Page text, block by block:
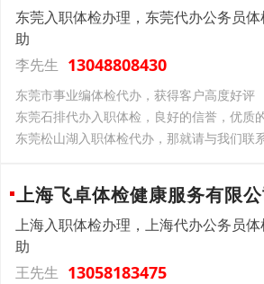
东莞入职体检办理，东莞代办公务员
助
李先生 13048808430
东莞市事业编体检代办，获得客户高度好评
东莞石排代办入职体检，良好的信誉，优质
东莞松山湖入职体检代办，那就请与我们联
上海飞卓体检健康服务有限
上海入职体检办理，上海代办公务员
助
王先生 13058183475